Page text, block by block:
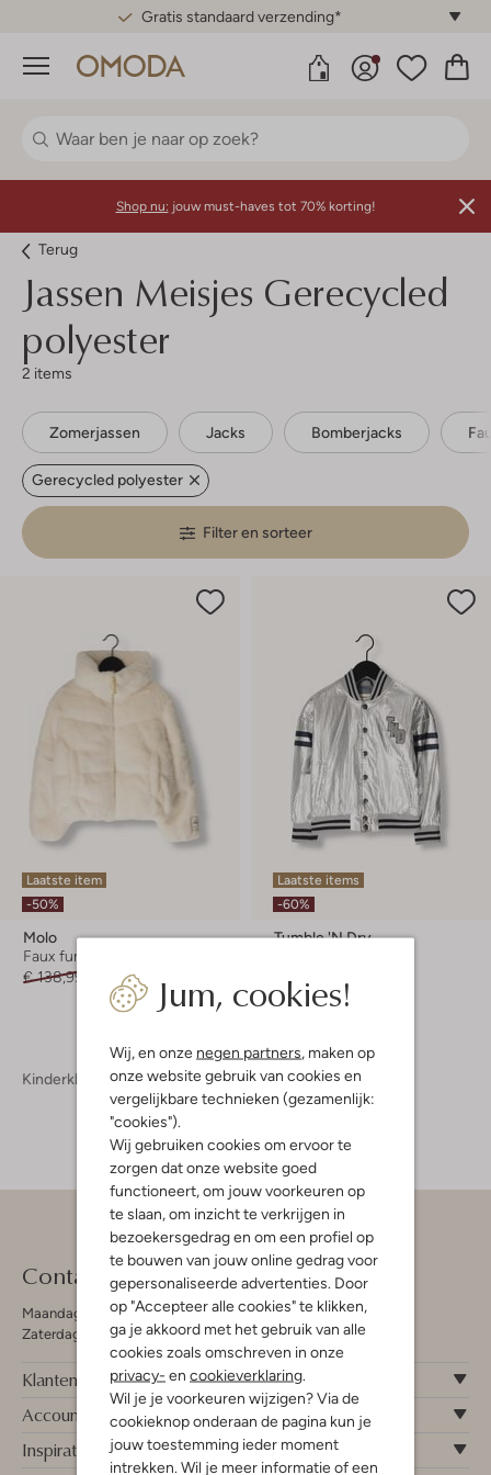
Gratis standaard verzending*
Menu
Jum, cookies!
Wij, en onze negen partners, maken op
onze website gebruik van cookies en
vergelijkbare technieken (gezamenlijk:
"cookies").
Wij gebruiken cookies om ervoor te
zorgen dat onze website goed
functioneert, om jouw voorkeuren op
te slaan, om inzicht te verkrijgen in
bezoekersgedrag en om een profiel op
te bouwen van jouw online gedrag voor
gepersonaliseerde advertenties. Door
op "Accepteer alle cookies" te klikken,
ga je akkoord met het gebruik van alle
cookies zoals omschreven in onze
privacy- en cookieverklaring.
Wil je je voorkeuren wijzigen? Via de
cookieknop onderaan de pagina kun je
jouw toestemming ieder moment
intrekken. Wil je meer informatie of een
Shop nu: jouw must-haves tot 70% korting!
Terug
Jassen Meisjes Gerecycled
polyester
2 items
Zomerjassen Jacks Bomberjacks
Gerecycled polyester
Filter en sorteer
Laatste item
-50%
Molo
Faux fur jas
€ 138,99
€ 68,99
Laatste items
-60%
Tumble 'n Dry
Kinderkleding Meisjeskleding Jassen Meisjes
Contact
Maandag - Vrijdag 09:00 - 19:00 uur
Zaterdag 09:00 - 17:00 uur
Klantenservice
Account
Inspiratie